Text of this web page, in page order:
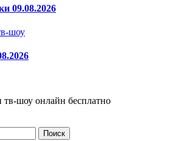
09.08.2026
шоу
тв-шоу онлайн бесплатно